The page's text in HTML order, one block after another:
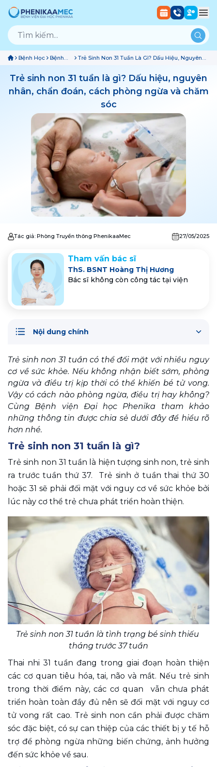
Bệnh Học
Bệnh
Nhi Sơ
Trẻ Sinh Non 31 Tuần Là Gì? Dấu Hiệu, Nguyên
Trẻ sinh non 31 tuần là gì? Dấu hiệu, nguyên
nhân, chẩn đoán, cách phòng ngừa và chăm
sóc
Tác giả: Phòng Truyền thông PhenikaaMec 27/05/2025
Tham vấn bác sĩ
ThS. BSNT Hoàng Thị Hương
Bác sĩ không còn công tác tại viện
Nội dung chính
Trẻ sinh non 31 tuần có thể đối mặt với nhiều nguy
cơ về sức khỏe. Nếu không nhận biết sớm, phòng
ngừa và điều trị kịp thời có thể khiến bé tử vong.
Vậy có cách nào phòng ngừa, điều trị hay không?
Cùng Bệnh viện Đại học Phenika tham khảo
những thông tin được chia sẻ dưới đây để hiểu rõ
hơn nhé.
Trẻ sinh non 31 tuần là gì?
Trẻ sinh non 31 tuần là hiện tượng sinh non, trẻ sinh
ra trước tuần thứ 37.  Trẻ sinh ở tuần thai thứ 30
hoặc 31 sẽ phải đối mặt với nguy cơ về sức khỏe bởi
lúc này cơ thể trẻ chưa phát triển hoàn thiện.
Trẻ sinh non 31 tuần là tình trạng bé sinh thiếu
tháng trước 37 tuần
Thai nhi 31 tuần đang trong giai đoạn hoàn thiện
các cơ quan tiêu hóa, tai, não và mắt. Nếu trẻ sinh
trong thời điểm này, các cơ quan  vẫn chưa phát
triển hoàn toàn đầy đủ nên sẽ đối mặt với nguy cơ
tử vong rất cao. Trẻ sinh non cần phải được chăm
sóc đặc biệt, có sự can thiệp của các thiết bị y tế hỗ
trợ để phòng ngừa những biến chứng, ảnh hưởng
đến sức khỏe về sau.